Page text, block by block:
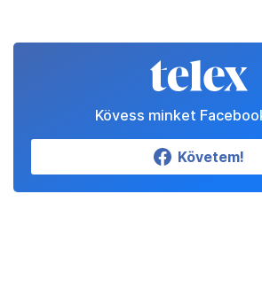
Kövess minket
Követem!